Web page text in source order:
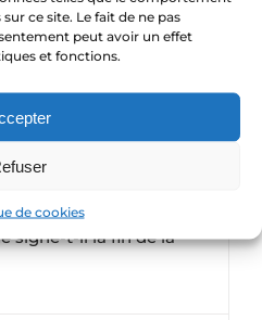
ce site. Le fait de ne pas
peut avoir un effet
et fonctions.
de cookies
signe-t-il la fin de la